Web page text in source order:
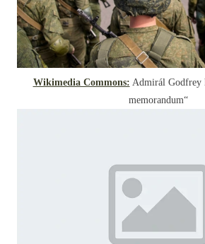
Wikimedia Commons: Admirál Godfrey
memorandum“